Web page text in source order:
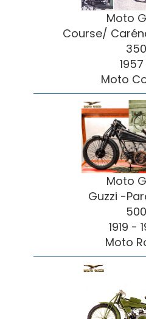
Moto
Course/
350
Moto
Moto
Guzzi -
500
1919 -
Moto